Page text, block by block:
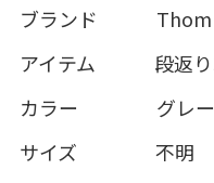
ブランド Thom
アイテム 段返り3
カラー グレー
サイズ 不明